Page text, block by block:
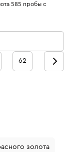
585 пробы с
62
золота